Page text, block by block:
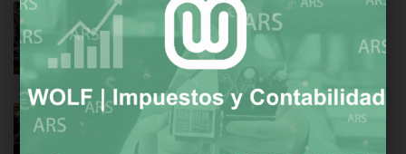
Producción automotriz cae 16% en julio,
exportaciones sostienen la actividad
7 DE AGOSTO DE 2026
Procedimiento aprobado por el Senado para
desalojo exprés y expropiaciones
7 DE AGOSTO DE 2026